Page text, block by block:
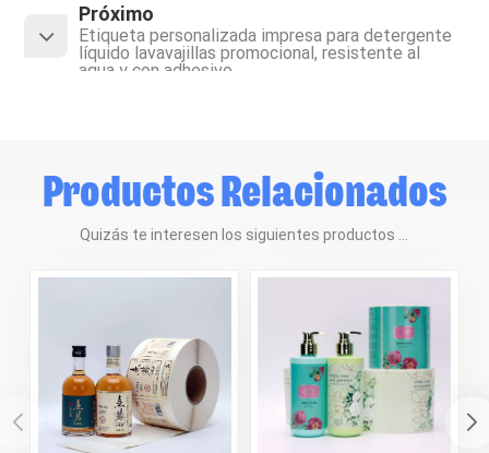
Próximo
Etiqueta personalizada impresa para detergente
líquido lavavajillas promocional, resistente al
agua y con adhesivo.
Productos Relacionados
Quizás te interesen los siguientes productos ...